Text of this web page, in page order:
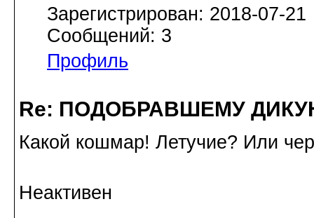
Зарегистрирован: 2018-07-21
Сообщений: 3
Профиль
Re: ПОДОБРАВШЕМУ
Какой кошмар! Летучие? Или
Неактивен